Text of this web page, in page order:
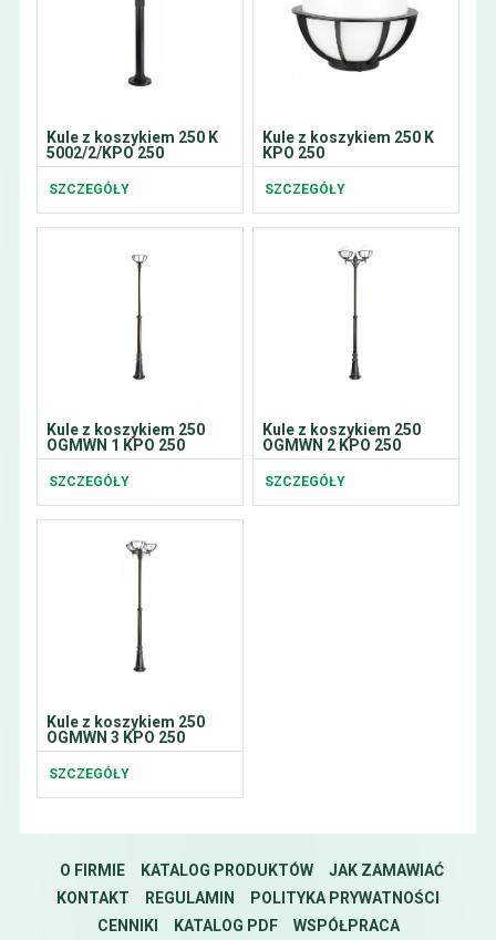
Kule z koszykiem 250 K
5002/2/KPO 250
SZCZEGÓŁY
Kule z koszykiem 250 K
KPO 250
SZCZEGÓŁY
Kule z koszykiem 250
OGMWN 1 KPO 250
SZCZEGÓŁY
Kule z koszykiem 250
OGMWN 2 KPO 250
SZCZEGÓŁY
Kule z koszykiem 250
OGMWN 3 KPO 250
SZCZEGÓŁY
O FIRMIE KATALOG PRODUKTÓW
JAK ZAMAWIAĆ
KONTAKT
REGULAMIN
POLITYKA PRYWATNOŚCI
CENNIKI
KATALOG PDF WSPÓŁPRACA